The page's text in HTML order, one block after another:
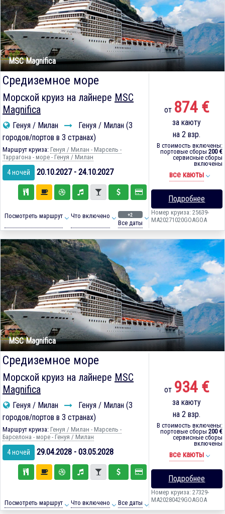
MSC Magnifica
Средиземное море
Морской круиз на лайнере MSC
Magnifica
Генуя / Милан
Генуя / Милан (3
городов/портов в 3 странах)
Маршрут круиза: Генуя / Милан - Марсель -
Таррагона - море - Генуя / Милан
4 ночей 20.10.2027 - 24.10.2027
Посмотреть маршрут Что включено +2
Все даты
от 874 €
за каюту
на 2 взр.
В стоимость включены:
портовые сборы 200 €
сервисные сборы
включены
все каюты
Подробнее
Номер круиза: 25639-
MA20271020GOAGOA
MSC Magnifica
Средиземное море
Морской круиз на лайнере MSC
Magnifica
Генуя / Милан
Генуя / Милан (3
городов/портов в 3 странах)
Маршрут круиза: Генуя / Милан - Марсель -
Барселона - море - Генуя / Милан
4 ночей 29.04.2028 - 03.05.2028
Посмотреть маршрут Что включено Все даты
от 934 €
за каюту
на 2 взр.
В стоимость включены:
портовые сборы 200 €
сервисные сборы
включены
все каюты
Подробнее
Номер круиза: 27329-
MA20280429GOAGOA